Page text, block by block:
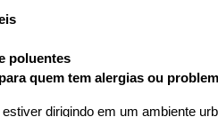
poluentes
quem tem alergias ou
dirigindo em um ambiente